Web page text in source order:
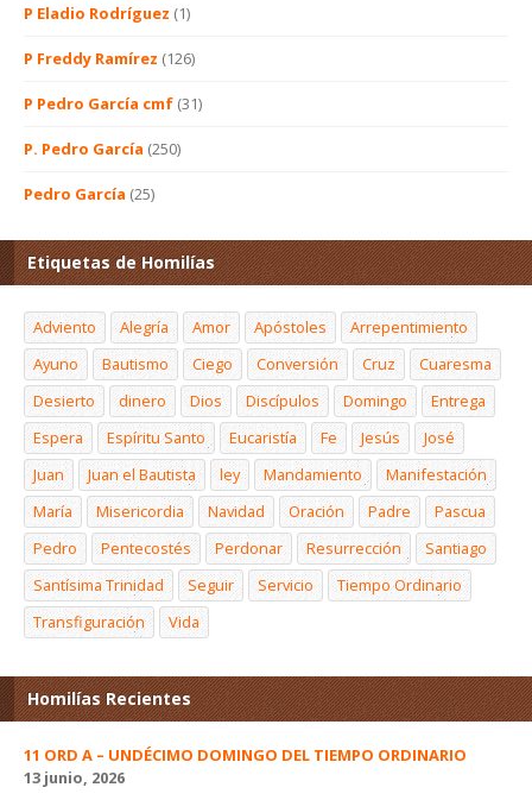
P Eladio Rodríguez (1)
P Freddy Ramírez (126)
P Pedro García cmf (31)
P. Pedro García (250)
Pedro García (25)
Etiquetas de Homilías
Adviento Alegría Amor Apóstoles
Arrepentimiento
Ayuno
Bautismo Ciego Conversión Cruz
Cuaresma
Desierto
dinero Dios Discípulos Domingo
Entrega
Espera
Espíritu Santo Eucaristía Fe Jesús
José
Juan
Juan el Bautista ley Mandamiento
Manifestación
María
Misericordia Navidad Oración Padre
Pascua
Pedro
Pentecostés Perdonar Resurrección
Santiago
Santísima Trinidad
Seguir Servicio
Tiempo Ordinario
Transfiguración
Vida
Homilías Recientes
11 ORD A – UNDÉCIMO DOMINGO DEL TIEMPO ORDINARIO
13 junio, 2026